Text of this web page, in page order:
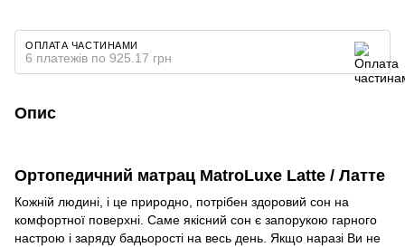
ОПЛАТА ЧАСТИНАМИ
6 платежів по 925.17 грн
Опис
Ортопедичний матрац MatroLuxe Latte / Латте
Кожній людині, і це природно, потрібен здоровий сон на
комфортної поверхні. Саме якісний сон є запорукою гарного
настрою і заряду бадьорості на весь день. Якщо наразі Ви не